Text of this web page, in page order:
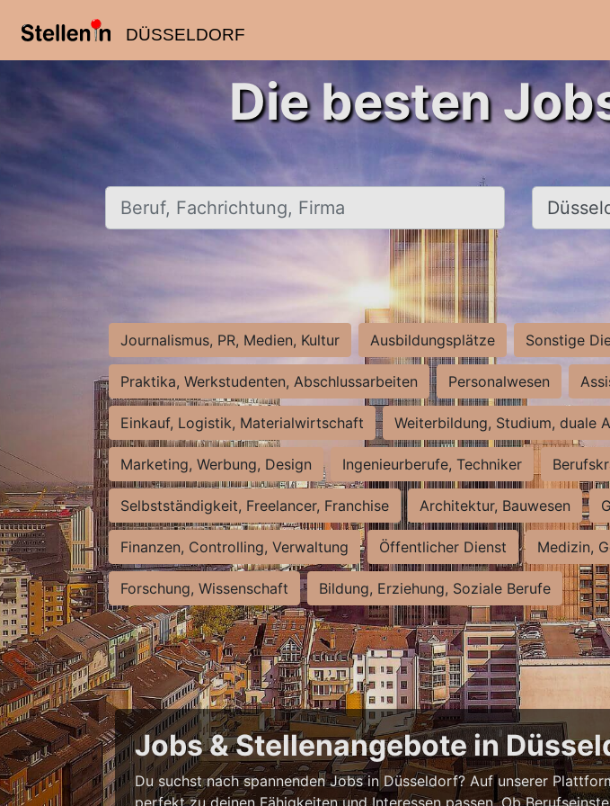
DÜSSELDORF
Die besten
Beruf, Fachrichtung, Firma Ort, Stadt
Journalismus, PR, Medien, Kultur Ausbildungsplätze Sonstige
Praktika, Werkstudenten, Abschlussarbeiten Personalwesen
Einkauf, Logistik, Materialwirtschaft Weiterbildung, Studium, duale
Marketing, Werbung, Design Ingenieurberufe, Techniker
Selbstständigkeit, Freelancer, Franchise Architektur, Bauwesen
Finanzen, Controlling, Verwaltung Öffentlicher Dienst Medizin,
Forschung, Wissenschaft Bildung, Erziehung, Soziale Berufe
Jobs & Stellenangebote in
Du suchst nach spannenden Jobs in Düsseldorf? Auf unserer